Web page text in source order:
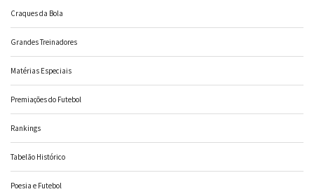
Craques da Bola
Grandes Treinadores
Matérias Especiais
Premiações do Futebol
Rankings
Tabelão Histórico
Poesia e Futebol